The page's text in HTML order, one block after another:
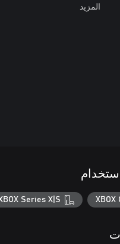
المزيد
XBOX
Series X|S